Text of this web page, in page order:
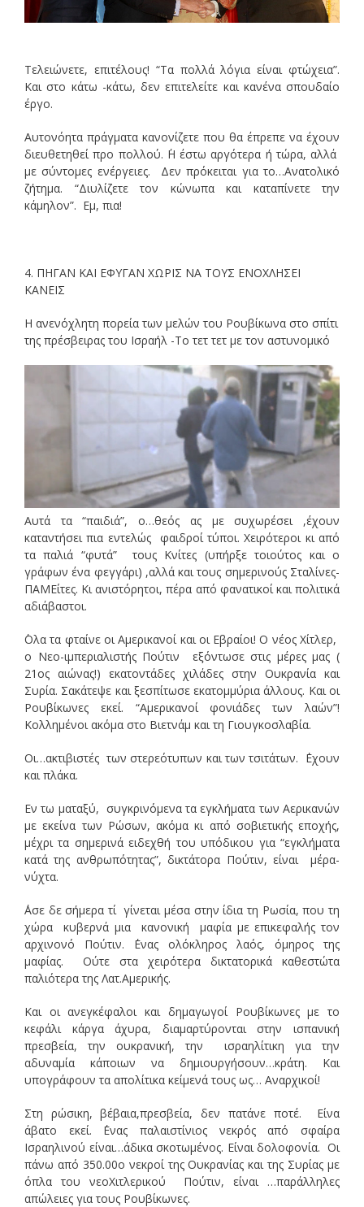
Τελειώνετε, επιτέλους! “Τα πολλά λόγια είναι φτώχεια”.
Και στο κάτω -κάτω, δεν επιτελείτε και κανένα σπουδαίο
έργο.
Αυτονόητα πράγματα κανονίζετε που θα έπρεπε να έχουν
διευθετηθεί προ πολλού. ΄Η έστω αργότερα ή τώρα, αλλά
με σύντομες ενέργειες. Δεν πρόκειται για το…Ανατολικό
ζήτημα. “Διυλίζετε τον κώνωπα και καταπίνετε την
κάμηλον”. Εμ, πια!
4. ΠΗΓΑΝ ΚΑΙ ΕΦΥΓΑΝ ΧΩΡΙΣ ΝΑ ΤΟΥΣ ΕΝΟΧΛΗΣΕΙ
ΚΑΝΕΙΣ
Η ανενόχλητη πορεία των μελών του Ρουβίκωνα στο σπίτι
της πρέσβειρας του Ισραήλ -Το τετ τετ με τον αστυνομικό
Αυτά τα “παιδιά”, ο…θεός ας με συχωρέσει ,έχουν
καταντήσει πια εντελώς φαιδροί τύποι. Χειρότεροι κι από
τα παλιά “φυτά” τους Κνίτες (υπήρξε τοιούτος και ο
γράφων ένα φεγγάρι) ,αλλά και τους σημερινούς Σταλίνες-
ΠΑΜΕίτες. Κι ανιστόρητοι, πέρα από φανατικοί και πολιτικά
αδιάβαστοι.
΄Ολα τα φταίνε οι Αμερικανοί και οι Εβραίοι! Ο νέος Χίτλερ,
ο Nεο-ιμπεριαλιστής Πούτιν εξόντωσε στις μέρες μας (
21ος αιώνας!) εκατοντάδες χιλάδες στην Ουκρανία και
Συρία. Σακάτεψε και ξεσπίτωσε εκατομμύρια άλλους. Και οι
Ρουβίκωνες εκεί. “Αμερικανοί φονιάδες των λαών”!
Κολλημένοι ακόμα στο Βιετνάμ και τη Γιουγκοσλαβία.
Οι…ακτιβιστές των στερεότυπων και των τσιτάτων. ΄Εχουν
και πλάκα.
Εν τω ματαξύ, συγκρινόμενα τα εγκλήματα των Αερικανών
με εκείνα των Ρώσων, ακόμα κι από σοβιετικής εποχής,
μέχρι τα σημερινά ειδεχθή του υπόδικου για “εγκλήματα
κατά της ανθρωπότητας”, δικτάτορα Πούτιν, είναι μέρα-
νύχτα.
΄Ασε δε σήμερα τί γίνεται μέσα στην ίδια τη Ρωσία, που τη
χώρα κυβερνά μια κανονική μαφία με επικεφαλής τον
αρχινονό Πούτιν. ΄Ενας ολόκληρος λαός, όμηρος της
μαφίας. Ούτε στα χειρότερα δικτατορικά καθεστώτα
παλιότερα της Λατ.Αμερικής.
Και οι ανεγκέφαλοι και δημαγωγοί Ρουβίκωνες με το
κεφάλι κάργα άχυρα, διαμαρτύρονται στην ισπανική
πρεσβεία, την ουκρανική, την ισραηλίτικη για την
αδυναμία κάποιων να δημιουργήσουν…κράτη. Και
υπογράφουν τα απολίτικα κείμενά τους ως… Αναρχικοί!
Στη ρώσικη, βέβαια,πρεσβεία, δεν πατάνε ποτέ. Είνα
άβατο εκεί. ΄Ενας παλαιστίνιος νεκρός από σφαίρα
Ισραηλινού είναι…άδικα σκοτωμένος. Είναι δολοφονία. Οι
πάνω από 350.00ο νεκροί της Ουκρανίας και της Συρίας με
όπλα του νεοΧιτλερικού Πούτιν, είναι …παράλληλες
απώλειες για τους Ρουβίκωνες.